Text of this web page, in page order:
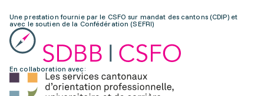
Une prestation fournie par le CSFO sur mandat des cantons (CDIP) et
avec le soutien de la Confédération (SEFRI)
En collaboration avec: